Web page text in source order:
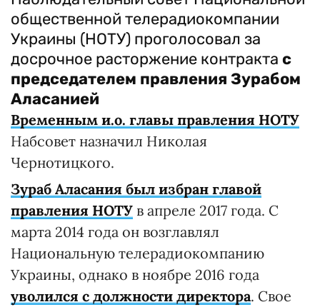
общественной телерадиокомпании
Украины (НОТУ) проголосовал за
досрочное расторжение контракта с
председателем правления Зурабом
Аласанией
Временным и.о. главы правления НОТУ
Набсовет назначил Николая
Чернотицкого.
Зураб Аласания был избран главой
правления НОТУ в апреле 2017 года. С
марта 2014 года он возглавлял
Национальную телерадиокомпанию
Украины, однако в ноябре 2016 года
уволился с должности директора. Свое